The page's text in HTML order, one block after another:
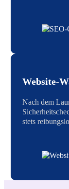
Website-
Nach dem
stets